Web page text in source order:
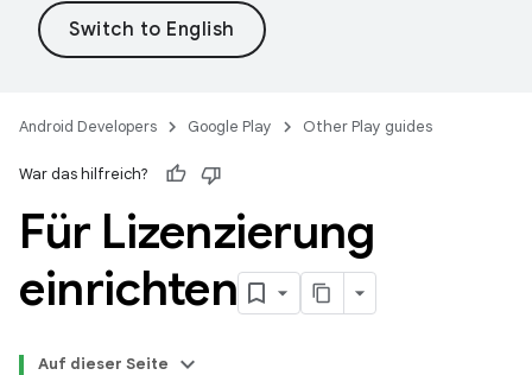
Android Developers Google Play Other Play guides
War das hilfreich?
Für Lizenzierung
einrichten
Auf dieser Seite